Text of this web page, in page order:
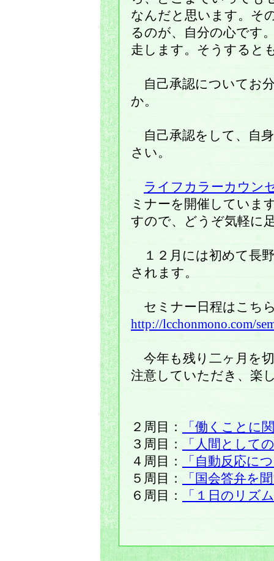
なんだと思います。そ
るのが、自分の心です
走します。そうすると
自己承認についてお
か。
自己承認をして、自
さい。
ライフカラーカウン
ミナーを開催していま
すので、どうぞ気軽に
１２月には初めて長
されます。
セミナー日程はこち
http://lcchonmono.com/
今年も残り二ヶ月を
注意していただき、楽
２周目：
「働くことに
３周目：
「人間として
４周目：
「自動反応に
５周目：
「国会答弁を
６周目：
「１日のリズ